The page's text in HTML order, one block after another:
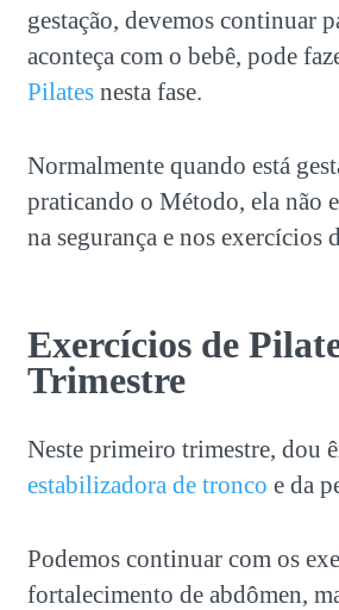
gestação, devemos continuar
aconteça com o bebê, pode
Pilates nesta fase.
Normalmente quando está
praticando o Método, ela não
na segurança e nos exercícios
Exercícios de
Trimestre
Neste primeiro trimestre, dou
estabilizadora de tronco e da
Podemos continuar com os
fortalecimento de abdômen,